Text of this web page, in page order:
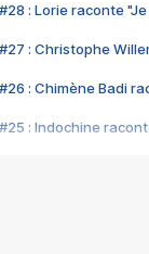
#28 : Lorie raconte
#27 : Christophe
#26 : Chimène Badi
#25 : Indochine